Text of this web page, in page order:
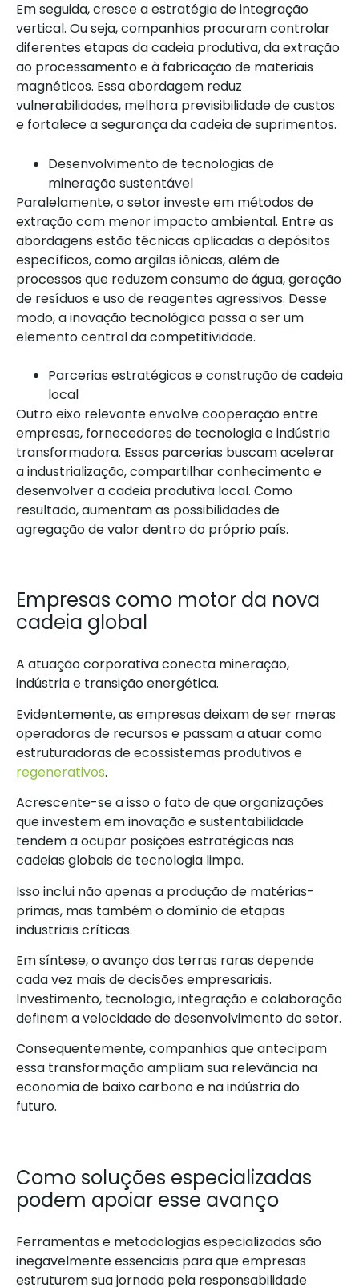
Em seguida, cresce a estratégia de integração
vertical. Ou seja, companhias procuram controlar
diferentes etapas da cadeia produtiva, da extração
ao processamento e à fabricação de materiais
magnéticos. Essa abordagem reduz
vulnerabilidades, melhora previsibilidade de custos
e fortalece a segurança da cadeia de suprimentos.
Desenvolvimento de tecnologias de
mineração sustentável
Paralelamente, o setor investe em métodos de
extração com menor impacto ambiental. Entre as
abordagens estão técnicas aplicadas a depósitos
específicos, como argilas iônicas, além de
processos que reduzem consumo de água, geração
de resíduos e uso de reagentes agressivos. Desse
modo, a inovação tecnológica passa a ser um
elemento central da competitividade.
Parcerias estratégicas e construção de cadeia
local
Outro eixo relevante envolve cooperação entre
empresas, fornecedores de tecnologia e indústria
transformadora. Essas parcerias buscam acelerar
a industrialização, compartilhar conhecimento e
desenvolver a cadeia produtiva local. Como
resultado, aumentam as possibilidades de
agregação de valor dentro do próprio país.
Empresas como motor da nova
cadeia global
A atuação corporativa conecta mineração,
indústria e transição energética.
Evidentemente, as empresas deixam de ser meras
operadoras de recursos e passam a atuar como
estruturadoras de ecossistemas produtivos e
regenerativos.
Acrescente-se a isso o fato de que organizações
que investem em inovação e sustentabilidade
tendem a ocupar posições estratégicas nas
cadeias globais de tecnologia limpa.
Isso inclui não apenas a produção de matérias-
primas, mas também o domínio de etapas
industriais críticas.
Em síntese, o avanço das terras raras depende
cada vez mais de decisões empresariais.
Investimento, tecnologia, integração e colaboração
definem a velocidade de desenvolvimento do setor.
Consequentemente, companhias que antecipam
essa transformação ampliam sua relevância na
economia de baixo carbono e na indústria do
futuro.
Como soluções especializadas
podem apoiar esse avanço
Ferramentas e metodologias especializadas são
inegavelmente essenciais para que empresas
estruturem sua jornada pela responsabilidade